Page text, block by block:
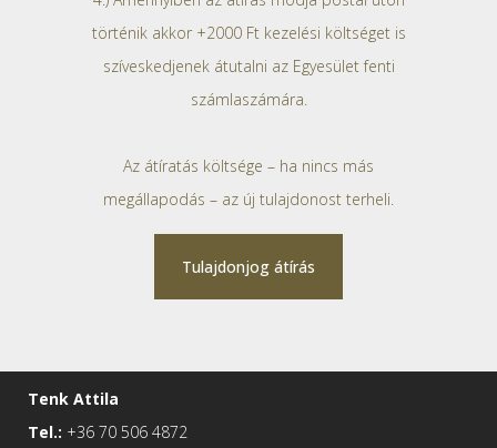
történik akkor +2000 Ft kezelési költséget is
szíveskedjenek átutalni az Egyesület fenti
számlaszámára.
Az átíratás költsége – ha nincs más
megállapodás – az új tulajdonost terheli.
Tulajdonjog átírás
Tenk Attila
Tel.: +36 70 506 4872